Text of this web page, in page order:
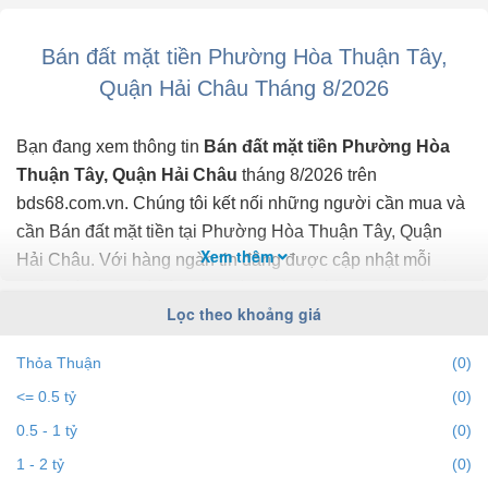
Bán đất mặt tiền Phường Hòa Thuận Tây,
Quận Hải Châu Tháng 8/2026
Bạn đang xem thông tin Bán đất mặt tiền Phường Hòa
Thuận Tây, Quận Hải Châu tháng 8/2026 trên
bds68.com.vn. Chúng tôi kết nối những người cần mua và
cần Bán đất mặt tiền tại Phường Hòa Thuận Tây, Quận
Hải Châu. Với hàng ngàn tin đăng được cập nhật mỗi
Bạn dễ dành lọc tin đăng Bán đất mặt tiền ở Phường Hòa
Thuận Tây, Quận Hải Châu theo địa điểm, giá, diện tích,
dự án, đường phố, số phòng ngủ và hướng để tìm ra BĐS
mong muốn. Ngoài ra với tính năng gợi ý những
Xem thêm
Lọc theo khoảng giá
Thỏa Thuận
(0)
<= 0.5 tỷ
(0)
0.5 - 1 tỷ
(0)
1 - 2 tỷ
(0)